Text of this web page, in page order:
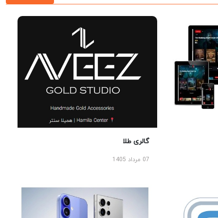
گالری طلا
07 مرداد 1405